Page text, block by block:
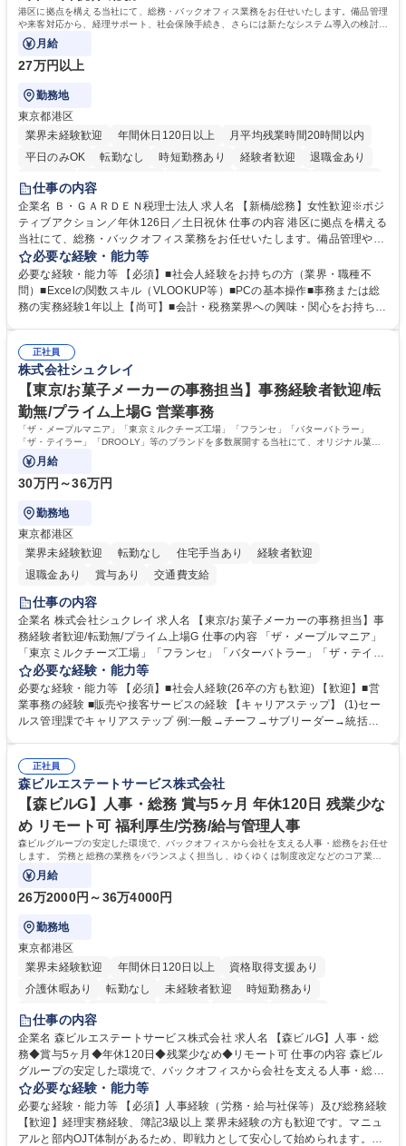
簿記検定1級 日商簿記検定2級
港区に拠点を構える当社にて、総務・バックオフィス業務をお任せいたします。備品管理
や来客対応から、経理サポート、社会保険手続き、さらには新たなシステム導入の検討ま
で、幅広く組織を支える役割です。
月給
27万円以上
勤務地
東京都港区
業界未経験歓迎
年間休日120日以上
月平均残業時間20時間以内
平日のみOK
転勤なし 時短勤務あり 経験者歓迎
退職金あり
賞与あり
完全週休2日制
服装自由
仕事の内容
企業名 Ｂ・ＧＡＲＤＥＮ税理士法人 求人名 【新橋/総務】女性歓迎※ポジ
ティブアクション／年休126日／土日祝休 仕事の内容 港区に拠点を構える
当社にて、総務・バックオフィス業務をお任せいたします。備品管理や来
客対応から、経理サポート、社会保険手続き、さらには新たなシステム導
入の検討まで、幅広く組織を支える役割です。 ■備品発注・在庫管理、郵
送物対応、電話・来客対応 ■金融機関への外出業務（入出金管理補助）、
福利厚生・社内イベントの運営管理 ■社内ルールの整備、職場環境の改善
社内新システムの導入検討・比較検証 募集職種 【新橋/総務】女性歓迎※
ポジティブアクション／年休126日／土日祝休
必要な経験・能力等
必要な経験・能力等 【必須】■社会人経験をお持ちの方（業界・職種不
問）■Excelの関数スキル（VLOOKUP等）■PCの基本操作■事務または総
務の実務経験1年以上【尚可】■会計・税務業界への興味・関心をお持ちの
ィブアクション 学歴・資格 学歴：大学院 大学 高専 短大 専修学校 高校 語
学力： 資格：
正社員
株式会社シュクレイ
【東京/お菓子メーカーの事務担当】事務経験者歓迎/転
勤無/プライム上場G 営業事務
「ザ・メープルマニア」「東京ミルクチーズ工場」「フランセ」「バターバトラー」
「ザ・テイラー」「DROOLY」等のブランドを多数展開する当社にて、オリジナル菓子
ブランド商品の事務業務をお任せいたします。
月給
30万円～36万円
勤務地
東京都港区
業界未経験歓迎
転勤なし 住宅手当あり
経験者歓迎
退職金あり
賞与あり 交通費支給
仕事の内容
企業名 株式会社シュクレイ 求人名 【東京/お菓子メーカーの事務担当】事
務経験者歓迎/転勤無/プライム上場G 仕事の内容 「ザ・メープルマニア」
「東京ミルクチーズ工場」「フランセ」「バターバトラー」「ザ・テイラ
ー」「DROOLY」等のブランドを多数展開する当社にて、オリジナル菓子
ブランド商品の事務業務をお任せいたします。 【具体的な業務内容】 ■店
舗からの発注受付/PC入力業務 ■受電対応(社内/社外) ■商品のマスター登
録 ■日々の売上抽出・報告 ■提携企業への書類送付業務 ■契約書管理業務
必要な経験・能力等
必要な経験・能力等 【必須】■社会人経験(26卒の方も歓迎) 【歓迎】■営
業事務の経験 ■販売や接客サービスの経験 【キャリアステップ】 (1)セー
ルス管理課でキャリアステップ 例:一般→チーフ→サブリーダー→統括リ
や個別面談を通してご自身のキャリアと向き合っていただき、会社として
もバックアップしていきます。 学歴・資格 学歴：大学院 大学 高専 短大
専修学校 高校 語学力： 資格：
正社員
森ビルエステートサービス株式会社
【森ビルG】人事・総務 賞与5ヶ月 年休120日 残業少な
め リモート可 福利厚生/労務/給与管理人事
森ビルグループの安定した環境で、バックオフィスから会社を支える人事・総務をお任せ
します。 労務と総務の業務をバランスよく担当し、ゆくゆくは制度改定などのコア業務
にも挑戦できる、やりがいある環境です。
月給
26万2000円～36万4000円
勤務地
東京都港区
業界未経験歓迎
年間休日120日以上
資格取得支援あり
介護休暇あり
転勤なし 未経験者歓迎
時短勤務あり
経験者歓迎
完全週休2日制
交通費支給 長期歓迎 駅近5分以内 土日祝休み
仕事の内容
企業名 森ビルエステートサービス株式会社 求人名 【森ビルG】人事・総
務◆賞与5ヶ月◆年休120日◆残業少なめ◆リモート可 仕事の内容 森ビル
グループの安定した環境で、バックオフィスから会社を支える人事・総務
をお任せします。 労務と総務の業務をバランスよく担当し、ゆくゆくは制
度改定などのコア業務にも挑戦できる、やりがいある環境です。 ■勤怠管
理、給与計算、社会保険手続き、年末調整等の労務管理全般 ■入退社手続
き、社内規定の改定や人事制度改定などのコア業務 ■社内イベントの企画
必要な経験・能力等
必要な経験・能力等 【必須】人事経験（労務・給与社保等）及び総務経験
【歓迎】経理実務経験、簿記3級以上 業界未経験の方も歓迎です。マニュ
アルと部内OJT体制があるため、即戦力として安心して始められます。